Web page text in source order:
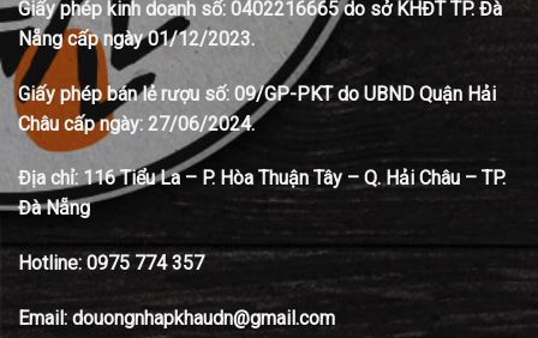
Giấy phép kinh doanh số: 0402216665 do sở KHĐT TP. Đà
Nẵng cấp ngày 01/12/2023.
Giấy phép bán lẻ rượu số: 09/GP-PKT do UBND Quận Hải
Châu cấp ngày: 27/06/2024.
Địa chỉ: 116 Tiểu La – P. Hòa Thuận Tây – Q. Hải Châu – TP.
Đà Nẵng
Hotline: 0975 774 357
Email: douongnhapkhaudn@gmail.com